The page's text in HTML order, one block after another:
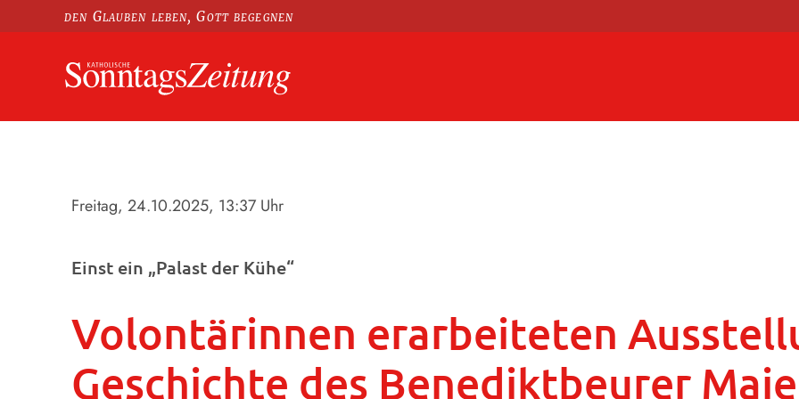
den Glauben leben, Gott begegnen
Freitag, 24.10.2025, 13:37 Uhr
Einst ein „Palast der Kühe“
Volontärinnen erarbeiteten
Geschichte des Benediktbeurer